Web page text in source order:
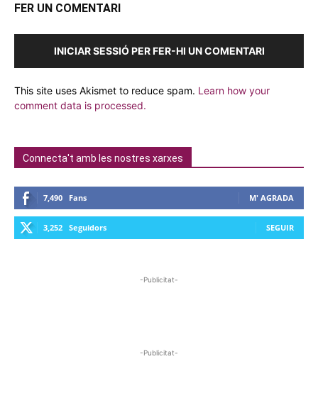
FER UN COMENTARI
INICIAR SESSIÓ PER FER-HI UN COMENTARI
This site uses Akismet to reduce spam. Learn how your
comment data is processed.
Connecta't amb les nostres xarxes
7,490 Fans M' AGRADA
3,252 Seguidors SEGUIR
-Publicitat-
-Publicitat-